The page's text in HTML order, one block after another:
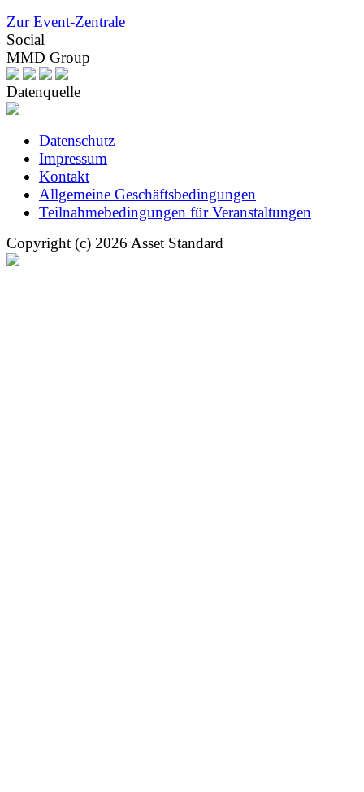
Zur Event-Zentrale
Social
MMD Group
Datenquelle
Datenschutz
Impressum
Kontakt
Allgemeine Geschäftsbedingungen
Teilnahmebedingungen für Veranstaltungen
Copyright (c) 2026 Asset Standard